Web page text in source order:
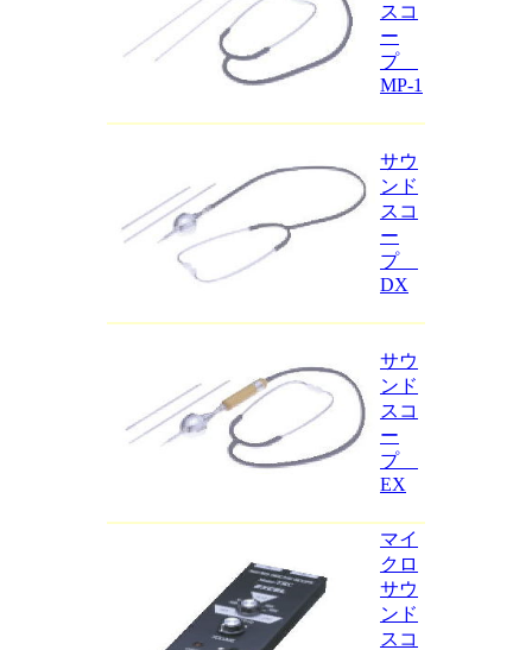
スコ
ー
プ
MP-1
サウ
ンド
スコ
ー
プ
DX
サウ
ンド
スコ
ー
プ
EX
マイ
クロ
サウ
ンド
スコ